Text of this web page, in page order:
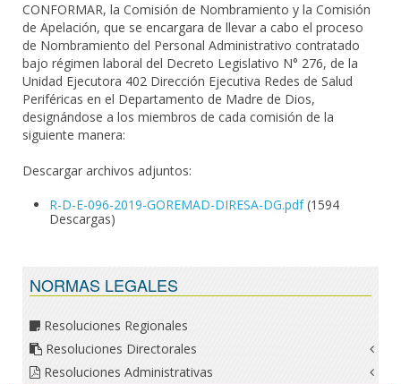
CONFORMAR, la Comisión de Nombramiento y la Comisión
de Apelación, que se encargara de llevar a cabo el proceso
de Nombramiento del Personal Administrativo contratado
bajo régimen laboral del Decreto Legislativo N° 276, de la
Unidad Ejecutora 402 Dirección Ejecutiva Redes de Salud
Periféricas en el Departamento de Madre de Dios,
designándose a los miembros de cada comisión de la
siguiente manera:
Descargar archivos adjuntos:
R-D-E-096-2019-GOREMAD-DIRESA-DG.pdf(1594
Descargas)
NORMAS LEGALES
Resoluciones Regionales
Resoluciones Directorales
Resoluciones Administrativas